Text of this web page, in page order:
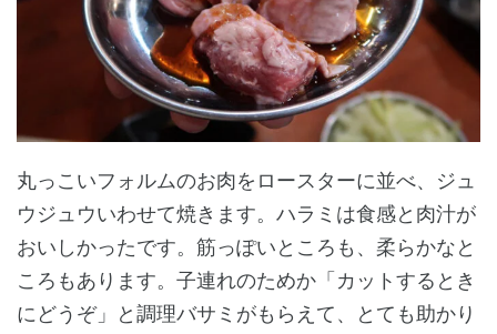
丸っこいフォルムのお肉をロースターに並べ、ジュ
ウジュウいわせて焼きます。ハラミは食感と肉汁が
おいしかったです。筋っぽいところも、柔らかなと
ころもあります。子連れのためか「カットするとき
にどうぞ」と調理バサミがもらえて、とても助かり